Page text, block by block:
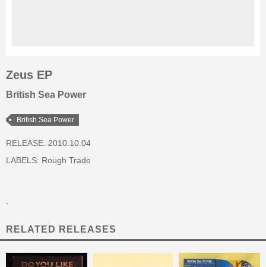
Zeus EP
British Sea Power
British Sea Power
RELEASE: 2010.10.04
LABELS: Rough Trade
-
RELATED RELEASES